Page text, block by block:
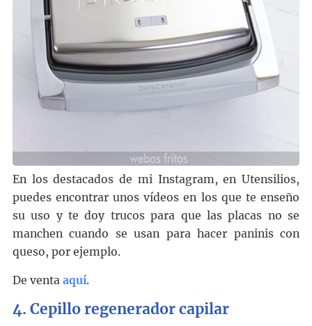
En los destacados de mi Instagram, en Utensilios,
puedes encontrar unos vídeos en los que te enseño
su uso y te doy trucos para que las placas no se
manchen cuando se usan para hacer paninis con
queso, por ejemplo.
De venta aquí.
4. Cepillo regenerador capilar